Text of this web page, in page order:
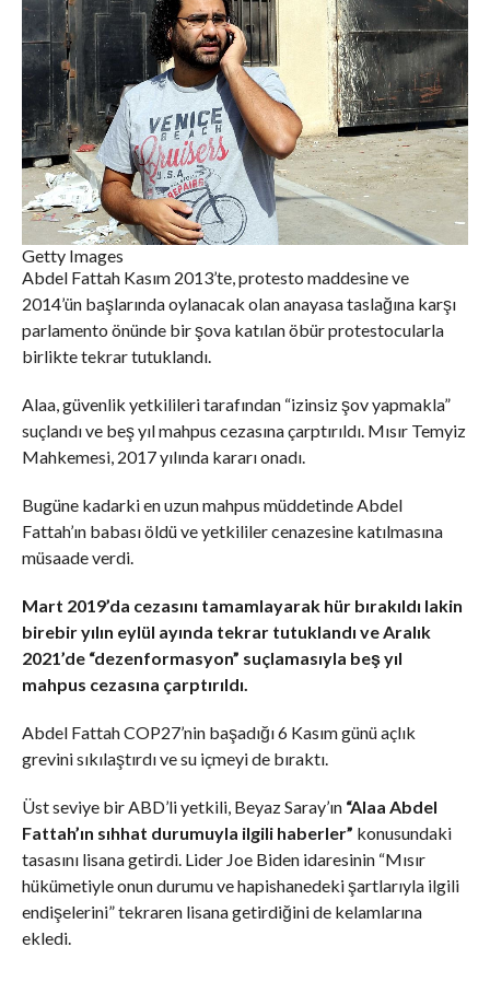
Getty Images
Abdel Fattah Kasım 2013’te, protesto maddesine ve
2014’ün başlarında oylanacak olan anayasa taslağına karşı
parlamento önünde bir şova katılan öbür protestocularla
birlikte tekrar tutuklandı.
Alaa, güvenlik yetkilileri tarafından “izinsiz şov yapmakla”
suçlandı ve beş yıl mahpus cezasına çarptırıldı. Mısır Temyiz
Mahkemesi, 2017 yılında kararı onadı.
Bugüne kadarki en uzun mahpus müddetinde Abdel
Fattah’ın babası öldü ve yetkililer cenazesine katılmasına
müsaade verdi.
Mart 2019’da cezasını tamamlayarak hür bırakıldı lakin
birebir yılın eylül ayında tekrar tutuklandı ve Aralık
2021’de “dezenformasyon” suçlamasıyla beş yıl
mahpus cezasına çarptırıldı.
Abdel Fattah COP27’nin başadığı 6 Kasım günü açlık
grevini sıkılaştırdı ve su içmeyi de bıraktı.
Üst seviye bir ABD’li yetkili, Beyaz Saray’ın “Alaa Abdel
Fattah’ın sıhhat durumuyla ilgili haberler” konusundaki
tasasını lisana getirdi. Lider Joe Biden idaresinin “Mısır
hükümetiyle onun durumu ve hapishanedeki şartlarıyla ilgili
endişelerini” tekraren lisana getirdiğini de kelamlarına
ekledi.